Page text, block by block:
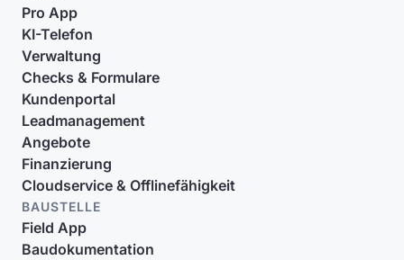
Pro App
KI-Telefon
Verwaltung
Checks & Formulare
Kundenportal
Leadmanagement
Angebote
Finanzierung
Cloudservice & Offlinefähigkeit
BAUSTELLE
Field App
Baudokumentation